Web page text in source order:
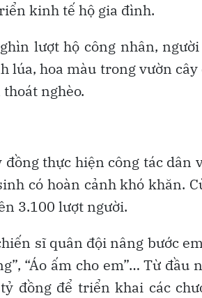
kinh tế hộ gia đình.
lượt hộ công nhân,
lúa, hoa màu trong vườn cây
nghèo.
thực hiện công tác dân
có hoàn cảnh khó khăn.
3.100 lượt người.
sĩ quân đội nâng bước
“Áo ấm cho em”… Từ đầu
đồng để triển khai các